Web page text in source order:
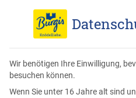
Wir benötigen Ihre Einwilligung,
besuchen können.
Wenn Sie unter 16 Jahre alt sind